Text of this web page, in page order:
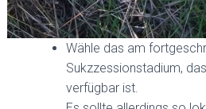
Wähle das am
Sukzzessionstadium,
verfügbar ist.